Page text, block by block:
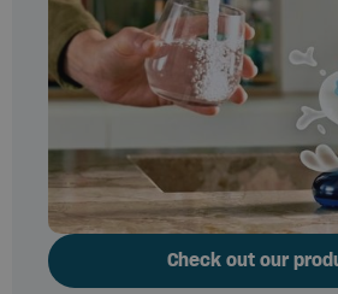
Check out our